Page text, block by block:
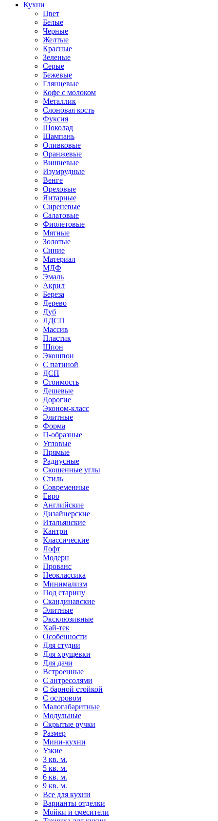
Кухни
Цвет
Белые
Черные
Желтые
Красные
Зеленые
Серые
Бежевые
Глянцевые
Кофе с молоком
Металлик
Слоновая кость
Фуксия
Шоколад
Шампань
Оливковые
Оранжевые
Вишневые
Изумрудные
Венге
Ореховые
Янтарные
Сиреневые
Салатовые
Фиолетовые
Мятные
Золотые
Синие
Материал
МДФ
Эмаль
Акрил
Береза
Дерево
Дуб
ЛДСП
Массив
Пластик
Шпон
Экошпон
С патиной
ДСП
Стоимость
Дешевые
Дорогие
Эконом-класс
Элитные
Форма
П-образные
Угловые
Прямые
Радиусные
Скошенные углы
Стиль
Современные
Евро
Английские
Дизайнерские
Итальянские
Кантри
Классические
Лофт
Модерн
Прованс
Неоклассика
Минимализм
Под старину
Скандинавские
Элитные
Эксклюзивные
Хай-тек
Особенности
Для студии
Для хрущевки
Для дачи
Встроенные
С антресолями
С барной стойкой
С островом
Малогабаритные
Модульные
Скрытые ручки
Размер
Мини-кухни
Узкие
3 кв. м.
5 кв. м.
6 кв. м.
9 кв. м.
Все для кухни
Варианты отделки
Мойки и смесители